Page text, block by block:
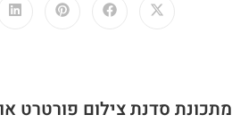
מתכונת סדנת צילום פורטרט